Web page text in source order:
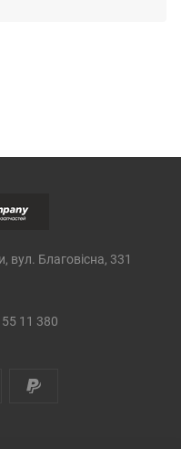
вул. Благовісна, 331
11 380